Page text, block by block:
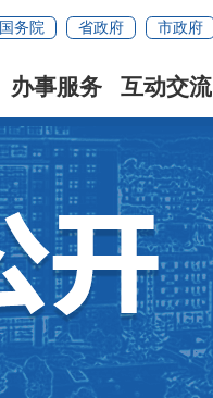
国务院 省政府 市政府
办事服务 互动交流